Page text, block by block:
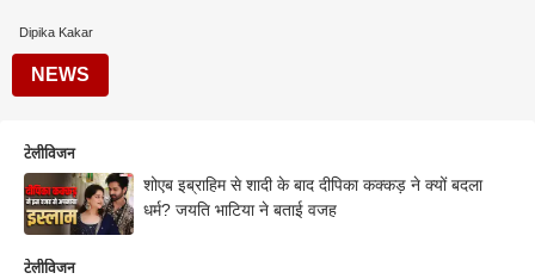
Dipika Kakar
NEWS
टेलीविजन
शोएब इब्राहिम से शादी के बाद दीपिका कक्कड़ ने क्यों बदला
धर्म? जयति भाटिया ने बताई वजह
टेलीविजन